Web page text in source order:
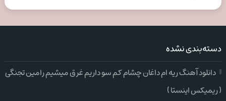
دسته‌بندی نشده
دانلود آهنگ ریه ام داغان چشام کم سو داریم غرق میشیم رامین تجنگی
( ریمیکس اینستا )